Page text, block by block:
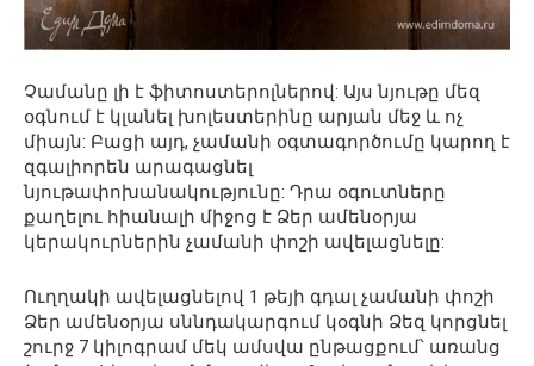
Չամանը լի է ֆիտոստերոլներով: Այս նյութը մեզ
օգնում է կլանել խոլեստերինը արյան մեջ և ոչ
միայն: Բացի այդ, չամանի օգտագործումը կարող է
զգալիորեն արագացնել
նյութափոխանակությունը: Դրա օգուտները
քաղելու հիանալի միջոց է Ձեր ամենօրյա
կերակուրներին չամանի փոշի ավելացնելը:
Ուղղակի ավելացնելով 1 թեյի գդալ չամանի փոշի
Ձեր ամենօրյա սննդակարգում կօգնի Ձեզ կորցնել
շուրջ 7 կիլոգրամ մեկ ամսվա ընթացքում՝ առանց